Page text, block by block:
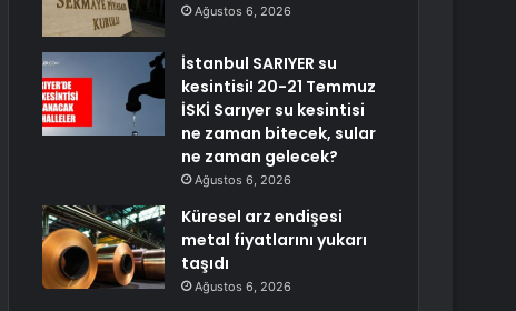
Ağustos 6, 2026
İstanbul SARIYER su
kesintisi! 20-21 Temmuz
İSKİ Sarıyer su kesintisi
ne zaman bitecek, sular
ne zaman gelecek?
Ağustos 6, 2026
Küresel arz endişesi
metal fiyatlarını yukarı
taşıdı
Ağustos 6, 2026